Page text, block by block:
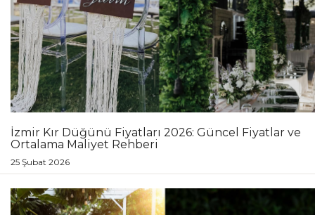
İzmir Kır Düğünü Fiyatları 2026: Güncel Fiyatlar ve
Ortalama Maliyet Rehberi
25 Şubat 2026